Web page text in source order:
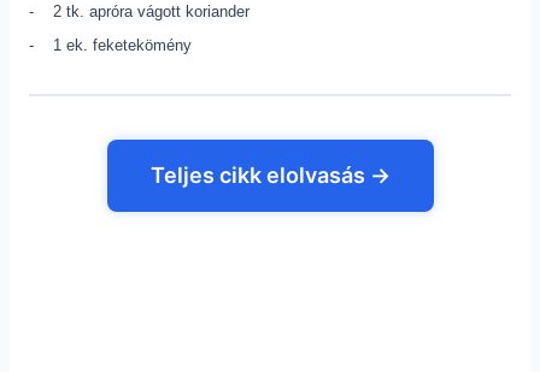
- 2 tk. apróra vágott koriander
- 1 ek. feketekömény
Teljes cikk elolvasás →